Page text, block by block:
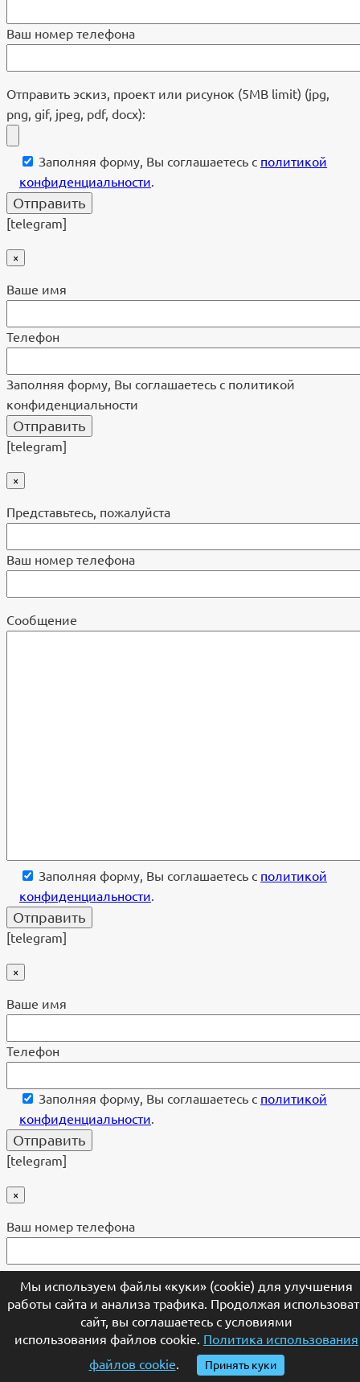
Мы используем файлы «куки» (cookie) для улучшения
работы сайта и анализа трафика. Продолжая
сайт, вы соглашаетесь с условиями
использования файлов cookie. Политика использования
файлов cookie. Принять куки
Ваш номер телефона
Отправить эскиз, проект или рисунок (5MB limit) (jpg,
png, gif, jpeg, pdf, docx):
Заполняя форму, Вы соглашаетесь с политикой
конфиденциальности.
[telegram]
×
Ваше имя
Телефон
Заполняя форму, Вы соглашаетесь с политикой
конфиденциальности
[telegram]
×
Представьтесь, пожалуйста
Ваш номер телефона
Cообщение
Заполняя форму, Вы соглашаетесь с политикой
конфиденциальности.
[telegram]
×
Ваше имя
Телефон
Заполняя форму, Вы соглашаетесь с политикой
конфиденциальности.
[telegram]
×
Ваш номер телефона
Удобное время для звонка (не обязательно)
Заполняя форму, Вы соглашаетесь сполитикой